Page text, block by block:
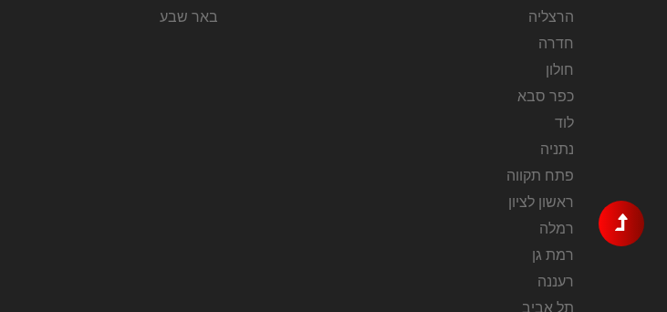
הרצליה
חדרה
חולון
כפר סבא
לוד
נתניה
פתח תקווה
ראשון לציון
רמלה
רמת גן
רעננה
תל אביב
באר שבע